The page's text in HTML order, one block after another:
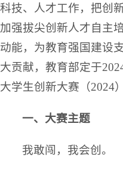
科技、人才工作，把创
加强拔尖创新人才自主
动能，为教育强国建设
大贡献，教育部定于
大学生创新大赛（2024
一、大赛主题
我敢闯，我会创。